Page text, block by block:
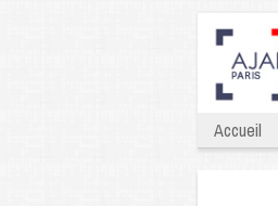
Accueil